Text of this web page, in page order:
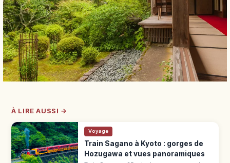
À LIRE AUSSI →
Voyage
Train Sagano à Kyoto : gorges de
Hozugawa et vues panoramiques